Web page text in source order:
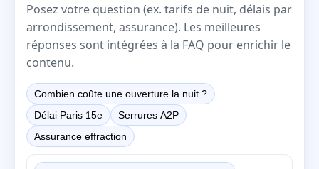
Posez votre question (ex. tarifs de nuit, délais par
arrondissement, assurance). Les meilleures
réponses sont intégrées à la FAQ pour enrichir le
contenu.
Combien coûte une ouverture la nuit ?
Délai Paris 15e
Serrures A2P
Assurance effraction